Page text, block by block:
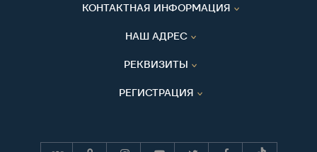
КОНТАКТНАЯ ИНФОРМАЦИЯ
НАШ АДРЕС
РЕКВИЗИТЫ
РЕГИСТРАЦИЯ